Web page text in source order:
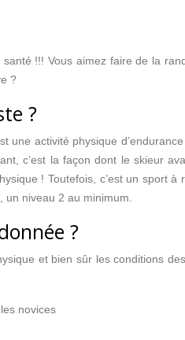
!!! Vous aimez faire de la
?
?
une activité physique
c’est la façon dont le skieur
! Toutefois, c’est un
un niveau 2 au minimum.
?
et bien sûr les conditions
novices